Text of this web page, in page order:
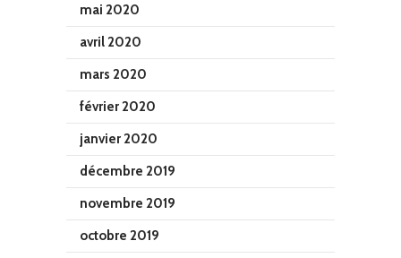
mai 2020
avril 2020
mars 2020
février 2020
janvier 2020
décembre 2019
novembre 2019
octobre 2019